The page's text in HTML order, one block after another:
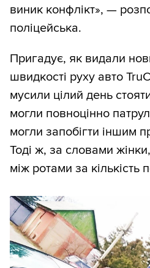
виник конфлікт», —
поліцейська.
Пригадує, як видали
швидкості руху авто
мусили цілий день
могли повноцінно
могли запобігти іншим
Тоді ж, за словами
між ротами за кількість